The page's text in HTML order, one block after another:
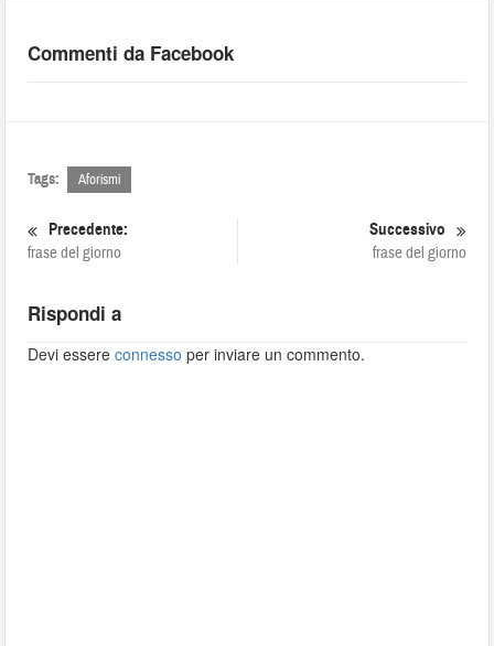
Commenti da Facebook
Tags: Aforismi
Precedente:
frase del giorno
Successivo
frase del giorno
Rispondi a
Devi essereconnesso per inviare un commento.